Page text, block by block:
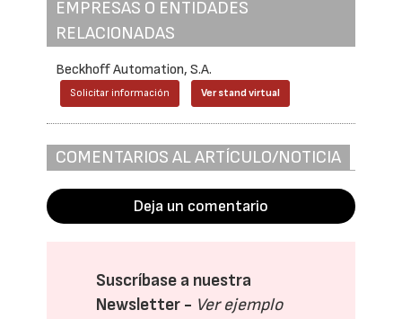
EMPRESAS O ENTIDADES
RELACIONADAS
Beckhoff Automation, S.A.
Solicitar información Ver stand virtual
COMENTARIOS AL ARTÍCULO/NOTICIA
Deja un comentario
Suscríbase a nuestra
Newsletter - Ver ejemplo